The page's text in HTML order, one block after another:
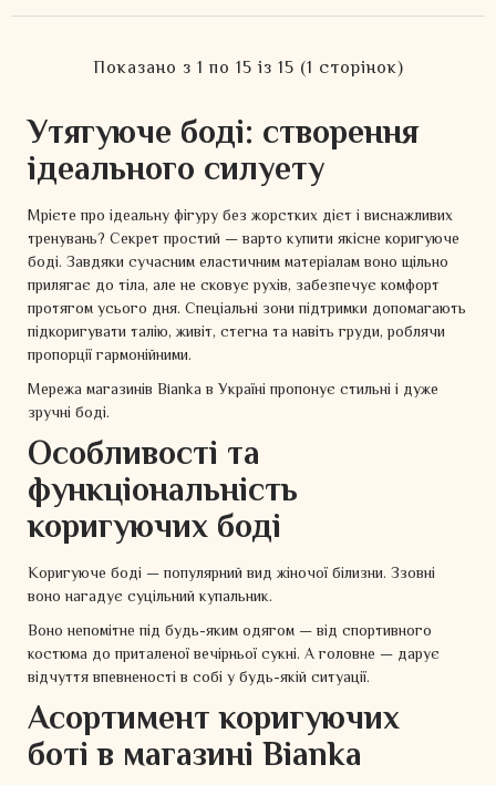
Утягуюче боді: створення
ідеального силуету
Мрієте про ідеальну фігуру без жорстких дієт і виснажливих
тренувань? Секрет простий — варто купити якісне коригуюче
боді. Завдяки сучасним еластичним матеріалам воно щільно
прилягає до тіла, але не сковує рухів, забезпечує комфорт
протягом усього дня. Спеціальні зони підтримки допомагають
підкоригувати талію, живіт, стегна та навіть груди, роблячи
пропорції гармонійними.
Мережа магазинів Bianka в Україні пропонує стильні і дуже
зручні боді.
Особливості та
функціональність
коригуючих боді
Коригуюче боді — популярний вид жіночої білизни. Ззовні
воно нагадує суцільний купальник.
Воно непомітне під будь-яким одягом — від спортивного
костюма до приталеної вечірньої сукні. А головне — дарує
відчуття впевненості в собі у будь-якій ситуації.
Асортимент коригуючих
боті в магазині Bianka
Показано з 1 по 15 із 15 (1 сторінок)